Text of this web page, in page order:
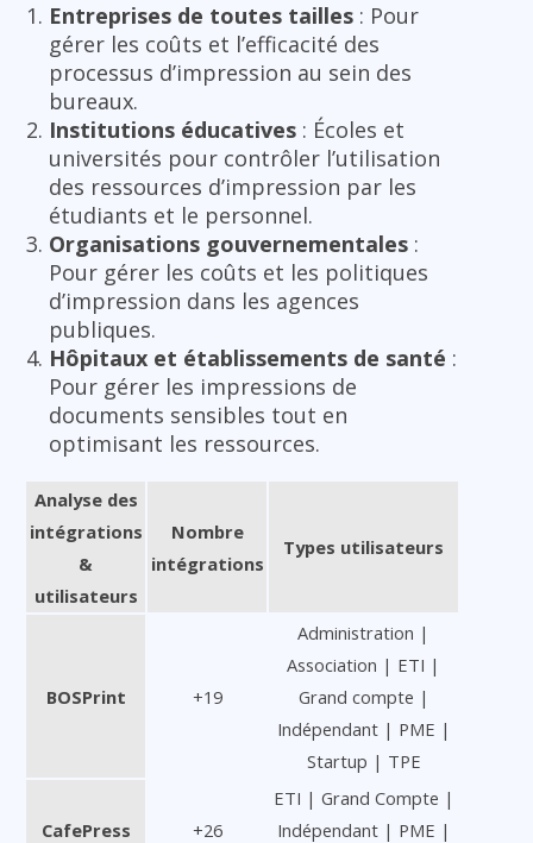
Entreprises de toutes tailles : Pour
gérer les coûts et l’efficacité des
processus d’impression au sein des
bureaux.
Institutions éducatives : Écoles et
universités pour contrôler l’utilisation
des ressources d’impression par les
étudiants et le personnel.
Organisations gouvernementales :
Pour gérer les coûts et les politiques
d’impression dans les agences
publiques.
Hôpitaux et établissements de santé :
Pour gérer les impressions de
documents sensibles tout en
optimisant les ressources.
Analyse des
intégrations
&
utilisateurs
Nombre
intégrations
Types utilisateurs
BOSPrint +19
Administration |
Association | ETI |
Grand compte |
Indépendant | PME |
Startup | TPE
CafePress +26
ETI | Grand Compte |
Indépendant | PME |